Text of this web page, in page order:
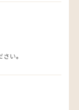
い。